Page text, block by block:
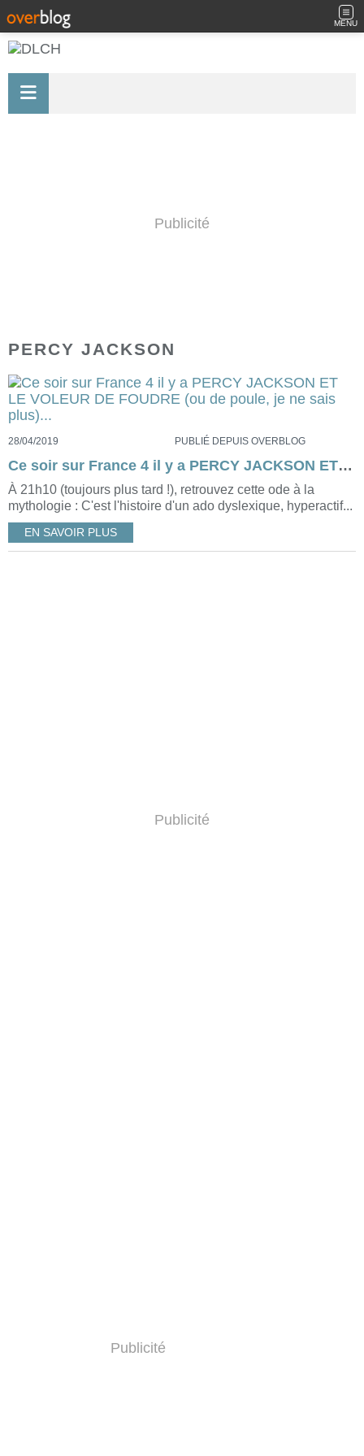
MENU
Publicité
PERCY JACKSON
28/04/2019 PUBLIÉ DEPUIS OVERBLOG
Ce soir sur France 4 il y a PERCY JACKSON ET LE VOLEUR DE FOUDRE (ou de poule, je ne sais plus)...
À 21h10 (toujours plus tard !), retrouvez cette ode à la
mythologie : C'est l'histoire d'un ado dyslexique, hyperactif...
EN SAVOIR PLUS
Publicité
Publicité